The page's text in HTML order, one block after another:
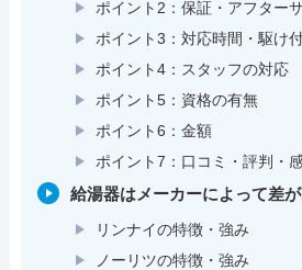
ポイント2：保証・アフター
ポイント3：対応時間・駆け
ポイント4：スタッフの対応
ポイント5：資格の有無
ポイント6：金額
ポイント7：口コミ・評判・
給湯器はメーカーによって差
リンナイの特徴・強み
ノーリツの特徴・強み